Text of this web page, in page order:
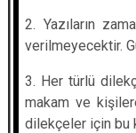
2. Yazıların
verilmeyecektir.
3. Her türlü
makam ve
dilekçeler için bu